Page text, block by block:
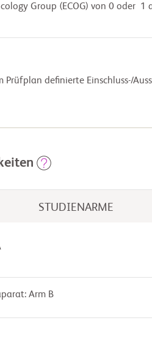
Group (ECOG) von 0 oder 1
STUDIENARME
Arm B